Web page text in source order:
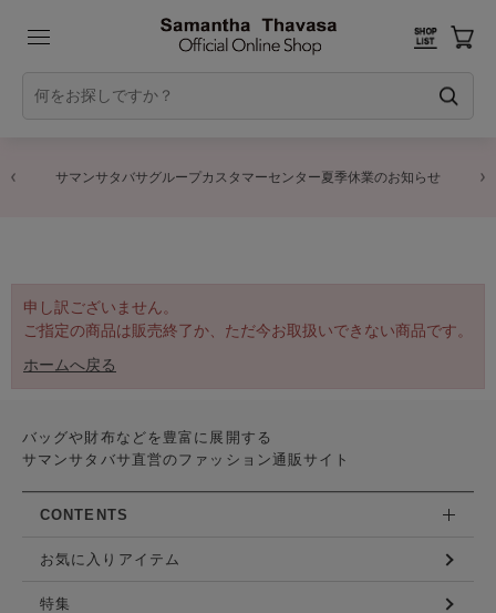
サマンサタバサグループカスタマーセンター夏季休業のお知らせ
申し訳ございません。
ご指定の商品は販売終了か、ただ今お取扱いできない商品です。
ホームへ戻る
バッグや財布などを豊富に展開する
サマンサタバサ直営のファッション通販サイト
CONTENTS
お気に入りアイテム
特集